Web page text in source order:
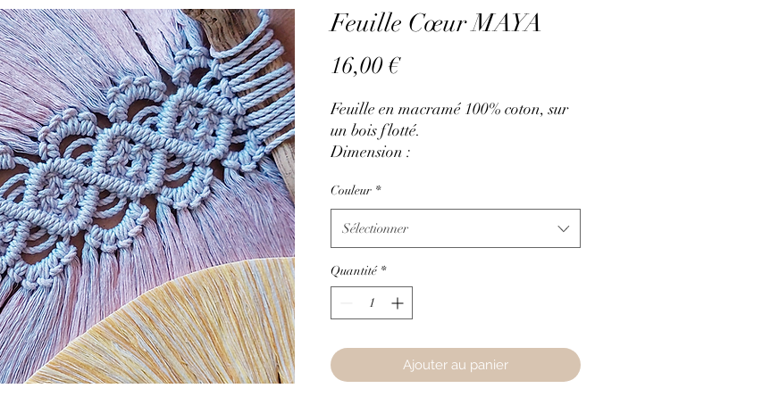
Feuille Cœur MAYA
16,00 €Prix
Feuille en macramé 100% coton, sur
un bois flotté.
Dimension :
largeur 22cm
Couleur *
Sélectionner
Quantité *
Ajouter au panier